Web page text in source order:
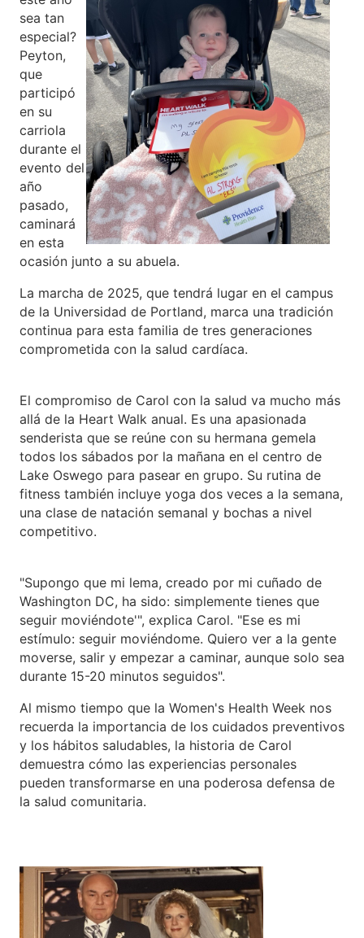
sea tan
especial?
Peyton,
que
participó
en su
carriola
durante el
evento del
año
pasado,
caminará
en esta
ocasión junto a su abuela.
La marcha de 2025, que tendrá lugar en el campus
de la Universidad de Portland, marca una tradición
continua para esta familia de tres generaciones
comprometida con la salud cardíaca.
El compromiso de Carol con la salud va mucho más
allá de la Heart Walk anual. Es una apasionada
senderista que se reúne con su hermana gemela
todos los sábados por la mañana en el centro de
Lake Oswego para pasear en grupo. Su rutina de
fitness también incluye yoga dos veces a la semana,
una clase de natación semanal y bochas a nivel
competitivo.
"Supongo que mi lema, creado por mi cuñado de
Washington DC, ha sido: simplemente tienes que
seguir moviéndote'", explica Carol. "Ese es mi
estímulo: seguir moviéndome. Quiero ver a la gente
moverse, salir y empezar a caminar, aunque solo sea
durante 15-20 minutos seguidos".
Al mismo tiempo que la Women's Health Week nos
recuerda la importancia de los cuidados preventivos
y los hábitos saludables, la historia de Carol
demuestra cómo las experiencias personales
pueden transformarse en una poderosa defensa de
la salud comunitaria.